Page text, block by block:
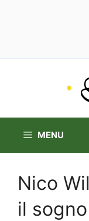
MENU
Nico
il